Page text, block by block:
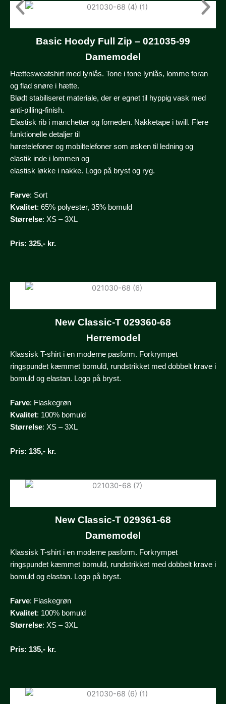
Basic Hoody Full Zip – 021035-99
Damemodel
Hættesweatshirt med lynlås. Tone i tone lynlås, lomme foran
og flad snøre i hætte.
Blødt stabiliseret materiale, der er egnet til hyppig vask med
anti-pilling-finish.
Elastisk rib i manchetter og forneden. Nakketape i twill. Flere
funktionelle detaljer til
høretelefoner og mobiltelefoner som øsken til ledning og
elastik inde i lommen og
elastisk løkke i nakke. Logo på bryst og ryg.
Farve: Sort
Kvalitet: 65% polyester, 35% bomuld
Størrelse: XS – 3XL
Pris: 325,- kr.
New Classic-T 029360-68
Herremodel
Klassisk T-shirt i en moderne pasform. Forkrympet
ringspundet kæmmet bomuld, rundstrikket med dobbelt krave i
bomuld og elastan. Logo på bryst.
Farve: Flaskegrøn
Kvalitet: 100% bomuld
Størrelse: XS – 3XL
Pris: 135,- kr.
New Classic-T 029361-68
Damemodel
Klassisk T-shirt i en moderne pasform. Forkrympet
ringspundet kæmmet bomuld, rundstrikket med dobbelt krave i
bomuld og elastan. Logo på bryst.
Farve: Flaskegrøn
Kvalitet: 100% bomuld
Størrelse: XS – 3XL
Pris: 135,- kr.